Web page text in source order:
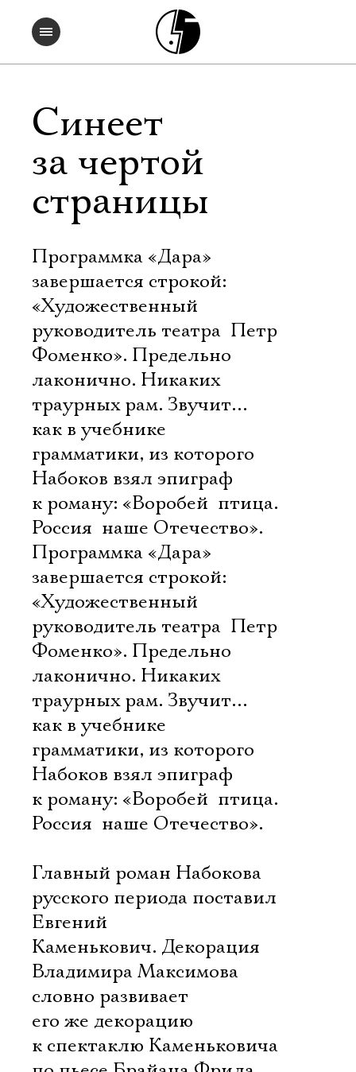
Синеет
за чертой
страницы
Программка «Дара»
завершается строкой:
«Художественный
руководитель театра  Петр
Фоменко». Предельно
лаконично. Никаких
траурных рам. Звучит…
как в учебнике
грамматики, из которого
Набоков взял эпиграф
к роману: «Воробей  птица.
Россия  наше Отечество».
Программка «Дара»
завершается строкой:
«Художественный
руководитель театра  Петр
Фоменко». Предельно
лаконично. Никаких
траурных рам. Звучит…
как в учебнике
грамматики, из которого
Набоков взял эпиграф
к роману: «Воробей  птица.
Россия  наше Отечество».
Главный роман Набокова
русского периода поставил
Евгений
Каменькович. Декорация
Владимира Максимова
словно развивает
его же декорацию
к спектаклю Каменьковича